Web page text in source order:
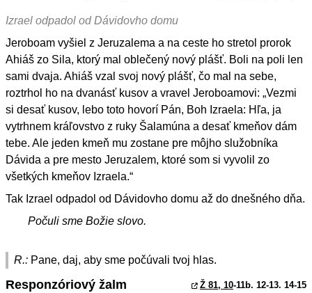
Izrael odpadol od Dávidovho domu
Jeroboam vyšiel z Jeruzalema a na ceste ho stretol prorok
Ahiáš zo Sila, ktorý mal oblečený nový plášť. Boli na poli len
sami dvaja. Ahiáš vzal svoj nový plášť, čo mal na sebe,
roztrhol ho na dvanásť kusov a vravel Jeroboamovi: „Vezmi
si desať kusov, lebo toto hovorí Pán, Boh Izraela: Hľa, ja
vytrhnem kráľovstvo z ruky Šalamúna a desať kmeňov dám
tebe. Ale jeden kmeň mu zostane pre môjho služobníka
Dávida a pre mesto Jeruzalem, ktoré som si vyvolil zo
všetkých kmeňov Izraela.“
Tak Izrael odpadol od Dávidovho domu až do dnešného dňa.
Počuli sme Božie slovo.
R.: Pane, daj, aby sme počúvali tvoj hlas.
Responzóriový žalm Ž 81, 10-11b. 12-13. 14-15